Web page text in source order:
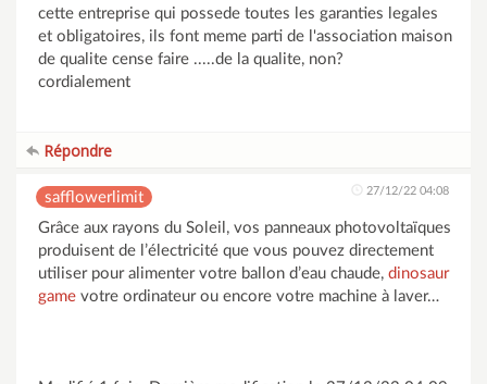
cette entreprise qui possede toutes les garanties legales
et obligatoires, ils font meme parti de l'association maison
de qualite cense faire .....de la qualite, non?
cordialement
Répondre
safflowerlimit 27/12/22 04:08
Grâce aux rayons du Soleil, vos panneaux photovoltaïques
produisent de l’électricité que vous pouvez directement
utiliser pour alimenter votre ballon d’eau chaude, dinosaur
game votre ordinateur ou encore votre machine à laver…